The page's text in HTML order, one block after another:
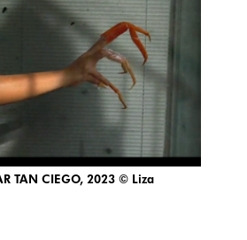
TAN CIEGO, 2023 © Liza